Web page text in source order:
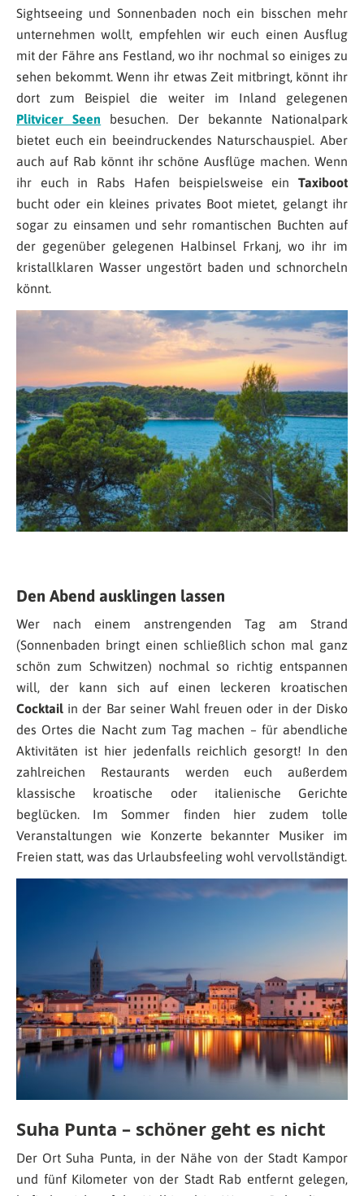
Sightseeing und Sonnenbaden noch ein bisschen mehr
unternehmen wollt, empfehlen wir euch einen Ausflug
mit der Fähre ans Festland, wo ihr nochmal so einiges zu
sehen bekommt. Wenn ihr etwas Zeit mitbringt, könnt ihr
dort zum Beispiel die weiter im Inland gelegenen
Plitvicer Seen besuchen. Der bekannte Nationalpark
bietet euch ein beeindruckendes Naturschauspiel. Aber
auch auf Rab könnt ihr schöne Ausflüge machen. Wenn
ihr euch in Rabs Hafen beispielsweise ein Taxiboot
bucht oder ein kleines privates Boot mietet, gelangt ihr
sogar zu einsamen und sehr romantischen Buchten auf
der gegenüber gelegenen Halbinsel Frkanj, wo ihr im
kristallklaren Wasser ungestört baden und schnorcheln
könnt.
Den Abend ausklingen lassen
Wer nach einem anstrengenden Tag am Strand
(Sonnenbaden bringt einen schließlich schon mal ganz
schön zum Schwitzen) nochmal so richtig entspannen
will, der kann sich auf einen leckeren kroatischen
Cocktail in der Bar seiner Wahl freuen oder in der Disko
des Ortes die Nacht zum Tag machen – für abendliche
Aktivitäten ist hier jedenfalls reichlich gesorgt! In den
zahlreichen Restaurants werden euch außerdem
klassische kroatische oder italienische Gerichte
beglücken. Im Sommer finden hier zudem tolle
Veranstaltungen wie Konzerte bekannter Musiker im
Freien statt, was das Urlaubsfeeling wohl vervollständigt.
Suha Punta – schöner geht es nicht
Der Ort Suha Punta, in der Nähe von der Stadt Kampor
und fünf Kilometer von der Stadt Rab entfernt gelegen,